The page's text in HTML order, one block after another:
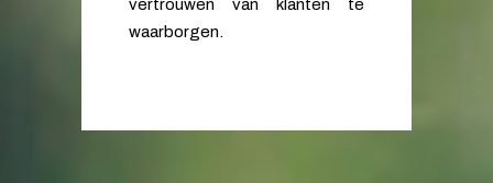
vertrouwen van klanten te
waarborgen.